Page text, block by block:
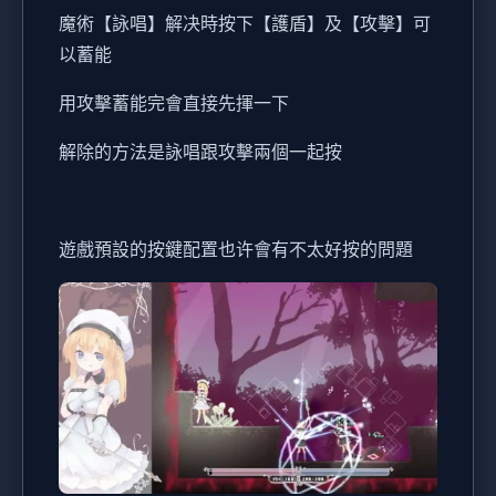
魔術【詠唱】解决時按下【護盾】及【攻擊】可
以蓄能
用攻擊蓄能完會直接先揮一下
解除的方法是詠唱跟攻擊兩個一起按
遊戲預設的按鍵配置也许會有不太好按的問題